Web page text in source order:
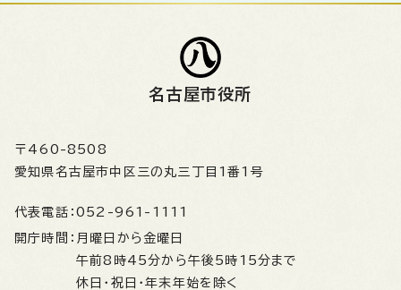
名古屋市役所
〒460-8508
愛知県名古屋市中区三の丸三丁目1番1号
代表電話： 052-961-1111
開庁時間： 月曜日から金曜日
午前8時45分から午後5時15分まで
休日・祝日・年末年始を除く